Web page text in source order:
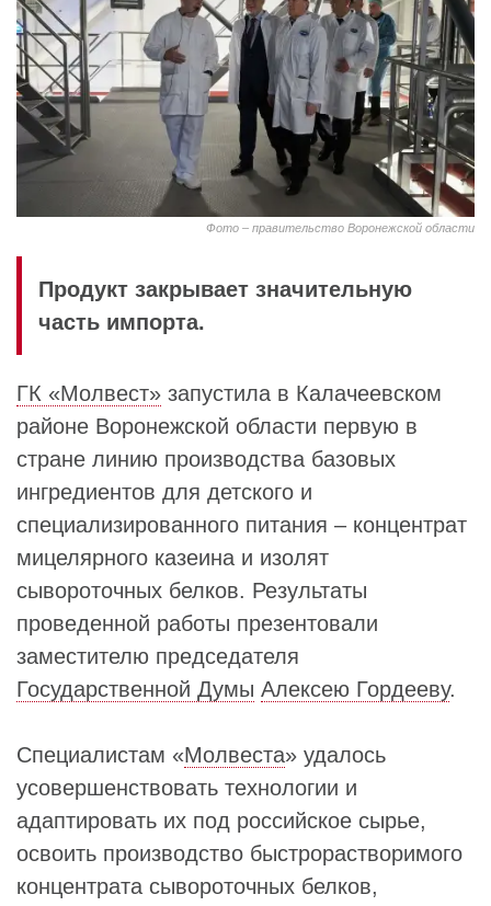
Фото – правительство Воронежской области
Продукт закрывает значительную
часть импорта.
ГК «Молвест» запустила в Калачеевском
районе Воронежской области первую в
стране линию производства базовых
ингредиентов для детского и
специализированного питания – концентрат
мицелярного казеина и изолят
сывороточных белков. Результаты
проведенной работы презентовали
заместителю председателя
Государственной Думы Алексею Гордееву.
Специалистам «Молвеста» удалось
усовершенствовать технологии и
адаптировать их под российское сырье,
освоить производство быстрорастворимого
концентрата сывороточных белков,